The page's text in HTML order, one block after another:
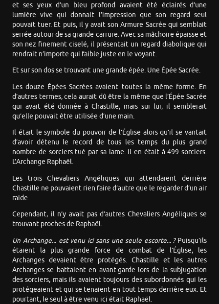
et ses yeux d’un bleu profond avaient été éclairés d’une
lumière vive qui donnait l’impression que son regard seul
pouvait tuer. Et puis, il y avait son Armure Sacrée qui semblait
serrée autour de sa grande carrure. Avec sa mâchoire épaisse et
son nez finement ciselé, il présentait un regard diabolique qui
rendrait n’importe qui faible juste en le voyant.
Et sur son dos se trouvant une grande épée. Une Épée Sacrée.
Les douze Épées Sacrées avaient toutes la même forme. En
d’autres termes, cela aurait dû être la même que l’Épée Sacrée
qui avait été donnée à Chastille, mais sur lui, il semblerait
qu’elle pouvait être utilisée d’une main.
Il était le symbole du pouvoir de l’Église alors qu’il se vantait
d’avoir détenu le record de tous les temps du plus grand
nombre de sorciers tué par sa lame. Il en était à 499 sorciers.
L’Archange Raphaël.
Les trois Chevaliers Angéliques qui attendaient derrière
Chastille ne pouvaient rien faire d’autre que le regarder d’un air
raide.
Cependant, il n’y avait pas d’autres Chevaliers Angéliques se
trouvant proches de Raphaël.
Un Archange... est venu ici sans une seule escorte... ? Puisqu’ils
étaient la plus grande force de combat de l’Église, les
Archanges devaient être protégés. Chastille et les autres
Archanges se battaient en avant-garde lors de la subjugation
des sorciers, mais ils avaient toujours des subordonnés qui les
protégeaient et qui se tenaient en tout temps derrière eux. Et
pourtant, le seul à être venu ici était Raphaël.